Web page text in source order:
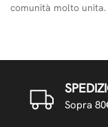
comunità molto unita.
Sopra